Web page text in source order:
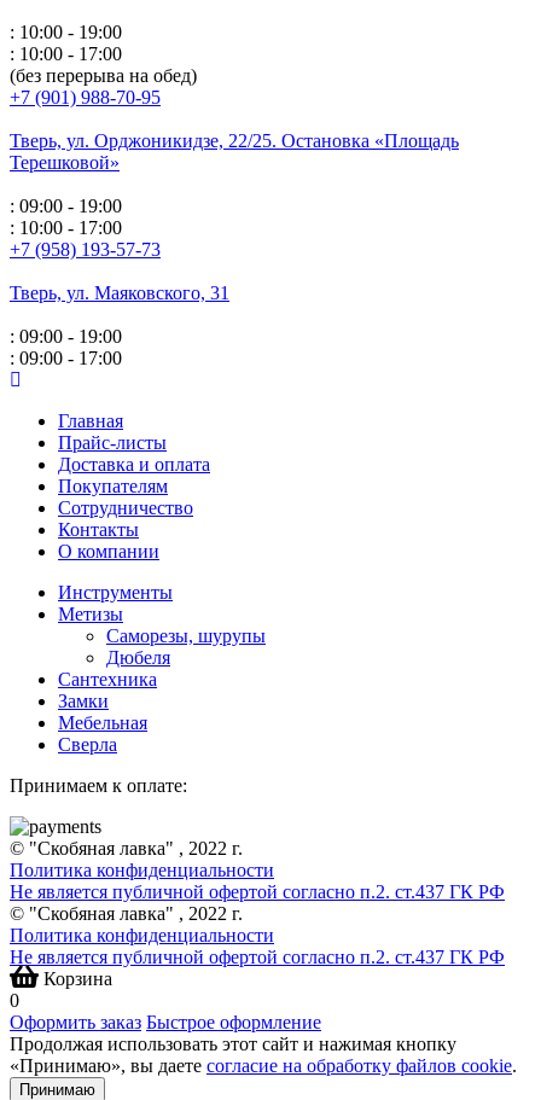
: 10:00 - 19:00
: 10:00 - 17:00
(без перерыва на обед)
+7 (901) 988-70-95
Тверь, ул. Орджоникидзе, 22/25. Остановка «Площадь
Терешковой»
: 09:00 - 19:00
: 10:00 - 17:00
+7 (958) 193-57-73
Тверь, ул. Маяковского, 31
: 09:00 - 19:00
: 09:00 - 17:00
Главная
Прайс-листы
Доставка и оплата
Покупателям
Сотрудничество
Контакты
О компании
Инструменты
Метизы
Саморезы, шурупы
Дюбеля
Сантехника
Замки
Мебельная
Сверла
Принимаем к оплате:
© "Скобяная лавка" , 2022 г.
Политика конфиденциальности
Не является публичной офертой согласно п.2. ст.437 ГК РФ
© "Скобяная лавка" , 2022 г.
Политика конфиденциальности
Не является публичной офертой согласно п.2. ст.437 ГК РФ
Корзина
0
Оформить заказ Быстрое оформление
Продолжая использовать этот сайт и нажимая кнопку
«Принимаю», вы даете согласие на обработку файлов cookie.
Принимаю